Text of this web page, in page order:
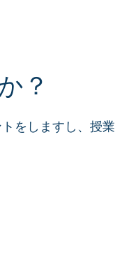
？
をしますし、授業